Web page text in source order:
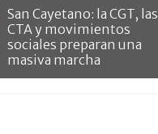
San Cayetano: la CGT, las
CTA y movimientos
sociales preparan una
masiva marcha